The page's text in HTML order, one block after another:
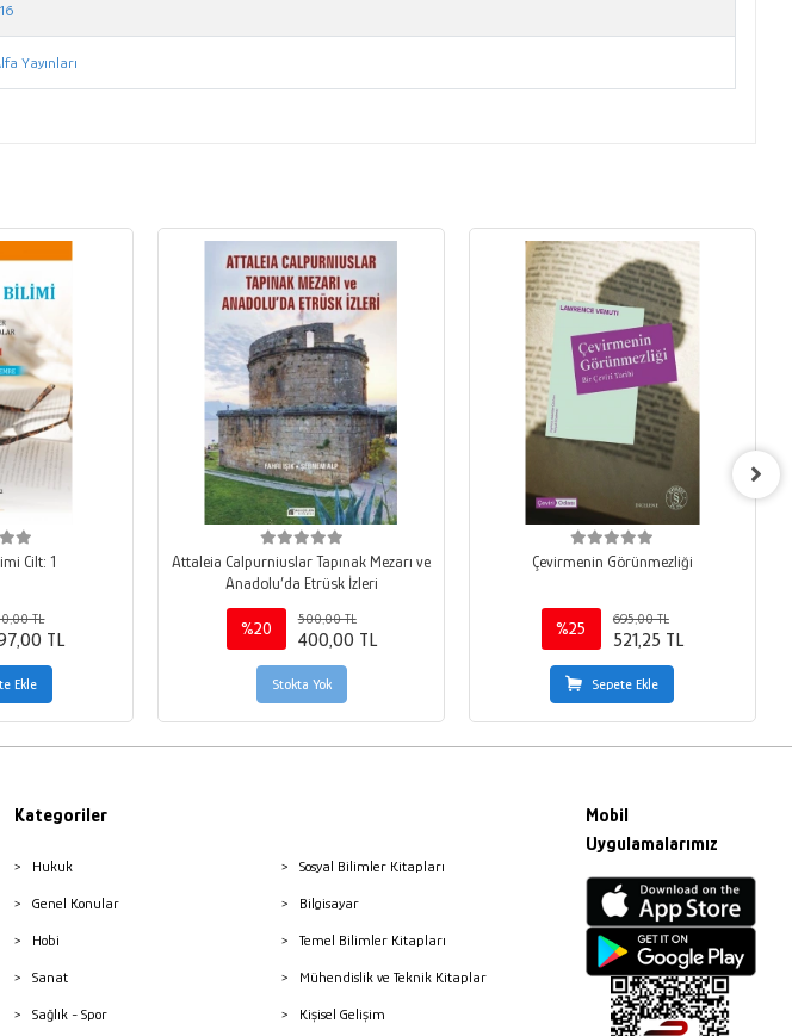
Yayınları
Cilt: 1
TL
TL
Ekle
Attaleia Calpurniuslar Tapınak Mezarı ve
Anadolu’da Etrüsk İzleri
%20
500,00 TL
400,00 TL
Stokta Yok
Çevirmenin Görünmezliği
%25
695,00 TL
521,25 TL
Sepete Ekle
Kategoriler
Hukuk
Genel Konular
Hobi
Sanat
Sağlık - Spor
Sosyal Bilimler Kitapları
Bilgisayar
Temel Bilimler Kitapları
Mühendislik ve Teknik Kitaplar
Kişisel Gelişim
Mobil
Uygulamalarımız